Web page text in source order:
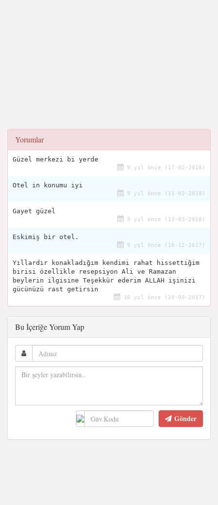
Yorumlar
Güzel merkezi bi yerde
9 yıl önce (17-02-2018)
Otel in konumu iyi
9 yıl önce (11-02-2018)
Gayet güzel
9 yıl önce (13-03-2018)
Eskimiş bir otel.
9 yıl önce (10-12-2017)
Yıllardır konakladığım kendimi rahat hissettiğim
birisi özellikle resepsiyon Ali ve Ramazan
beylerin ilgisine Teşekkür ederim ALLAH işinizi
gücünüzü rast getirsin
10 yıl önce (20-09-2017)
Bu İçeriğe Yorum Yap
Gönder